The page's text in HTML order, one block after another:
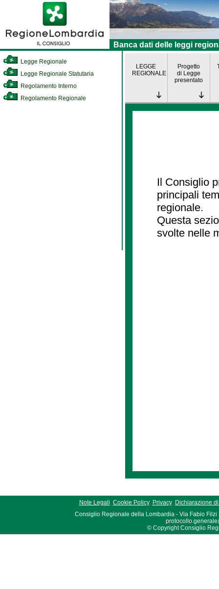
Banca dati delle leggi
Legge Regionale
Legge Regionale Statutaria
Regolamento Interno
Regolamento Regionale
LEGGE
REGIONALE
Progetto
di Legge
presentato
Il Consiglio
principali
regionale.
Questa
svolte nelle
Note Legali Cookie Policy Privacy
Dichiarazione
Consiglio Regionale della Lombardia - Via Fabio Filzi
© Copyright Consiglio